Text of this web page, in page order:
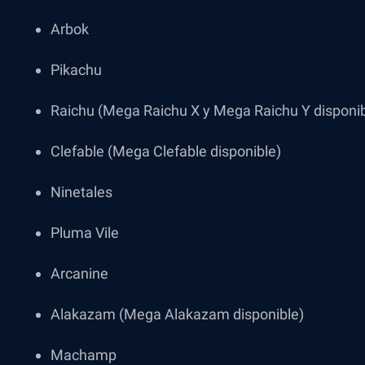
Arbok
Pikachu
Raichu (Mega Raichu X y Mega Raichu Y
Clefable (Mega Clefable disponible)
Ninetales
Pluma Vile
Arcanine
Alakazam (Mega Alakazam disponible)
Machamp